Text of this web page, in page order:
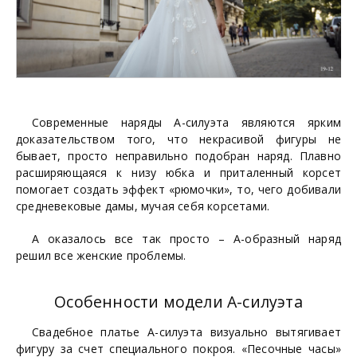
Современные наряды А-силуэта являются ярким
доказательством того, что некрасивой фигуры не
бывает, просто неправильно подобран наряд. Плавно
расширяющаяся к низу юбка и приталенный корсет
помогает создать эффект «рюмочки», то, чего добивали
средневековые дамы, мучая себя корсетами.
А оказалось все так просто – А-образный наряд
решил все женские проблемы.
Особенности модели А-силуэта
Свадебное платье А-силуэта визуально вытягивает
фигуру за счет специального покроя. «Песочные часы»